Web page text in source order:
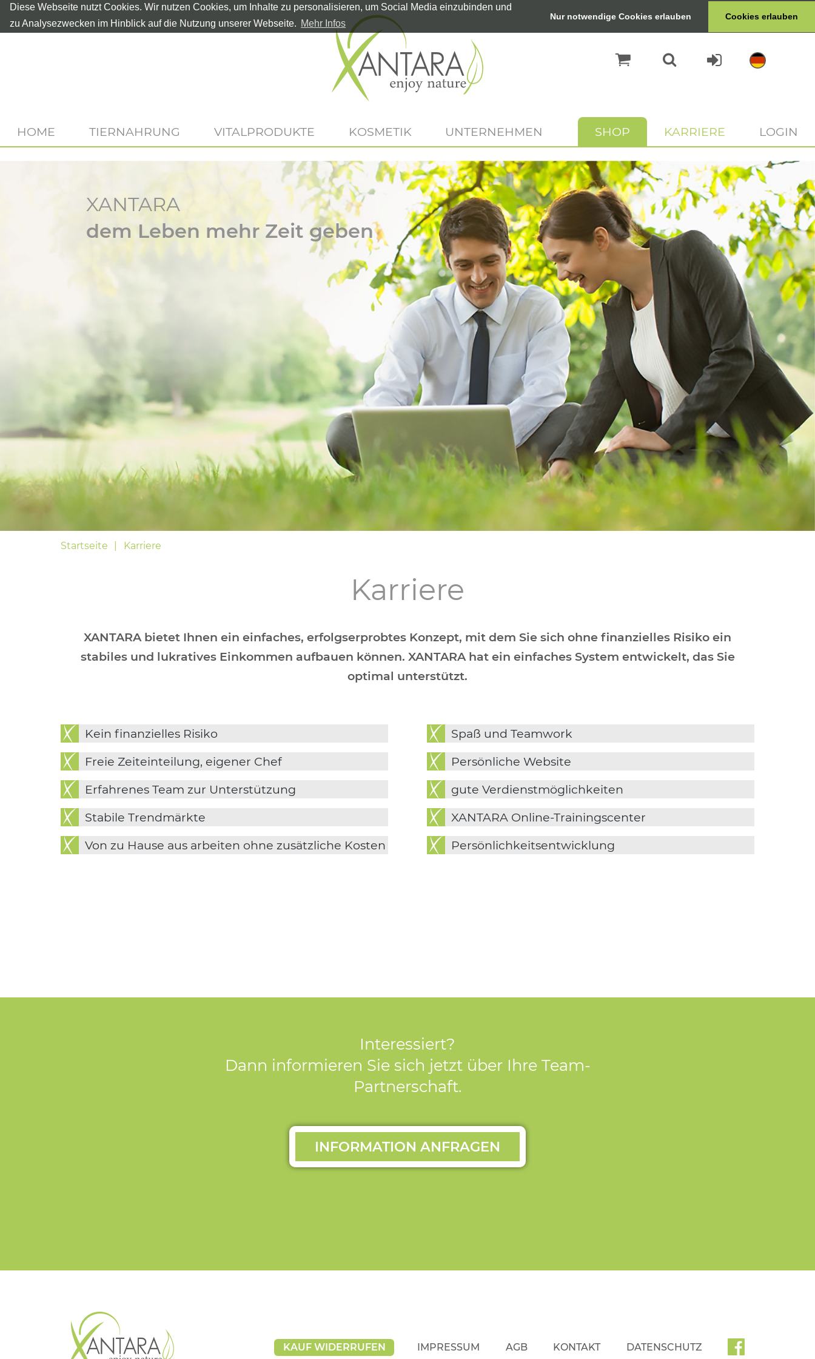
Diese Webseite nutzt Cookies. Wir nutzen Cookies, um Inhalte zu personalisieren, um Social Media einzubinden und
zu Analysezwecken im Hinblick auf die Nutzung unserer Webseite. Mehr Infos
Nur notwendige Cookies erlauben Cookies erlauben
HOME TIERNAHRUNG VITALPRODUKTE KOSMETIK UNTERNEHMEN SHOP KARRIERE LOGIN
XANTARA
dem Leben mehr Zeit geben
Startseite Karriere
Karriere
XANTARA bietet Ihnen ein einfaches, erfolgserprobtes Konzept, mit dem Sie sich ohne ﬁnanzielles Risiko ein
stabiles und lukratives Einkommen aufbauen können. XANTARA hat ein einfaches System entwickelt, das Sie
optimal unterstützt.
Kein ﬁnanzielles Risiko
Freie Zeiteinteilung, eigener Chef
Erfahrenes Team zur Unterstützung
Stabile Trendmärkte
Von zu Hause aus arbeiten ohne zusätzliche Kosten
Spaß und Teamwork
Persönliche Website
gute Verdienstmöglichkeiten
XANTARA Online-Trainingscenter
Persönlichkeitsentwicklung
Interessiert?
Dann informieren Sie sich jetzt über Ihre Team-
Partnerschaft.
INFORMATION ANFRAGEN
KAUF WIDERRUFEN IMPRESSUM AGB KONTAKT DATENSCHUTZ